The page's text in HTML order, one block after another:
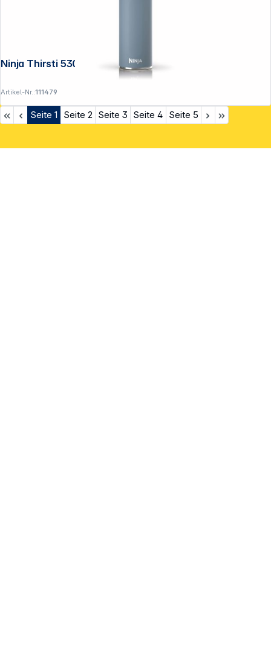
Ninja Thirsti 530ml blau
Artikel-Nr.:111479
Seite 1 Seite 2 Seite 3 Seite 4 Seite 5